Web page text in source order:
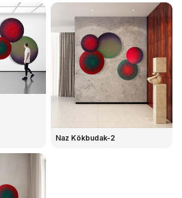
Naz Kökbudak-2